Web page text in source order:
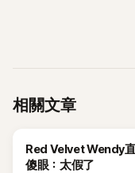
相關文章
K-POP
Red Velvet Wendy直
傻眼：太假了